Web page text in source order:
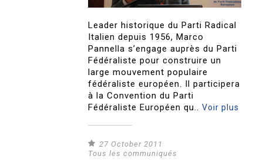
Leader historique du Parti Radical
Italien depuis 1956, Marco
Pannella s’engage auprès du Parti
Fédéraliste pour construire un
large mouvement populaire
fédéraliste européen. Il participera
à la Convention du Parti
Fédéraliste Européen qu..Voir plus
27 October 2011
Tous les communiqués